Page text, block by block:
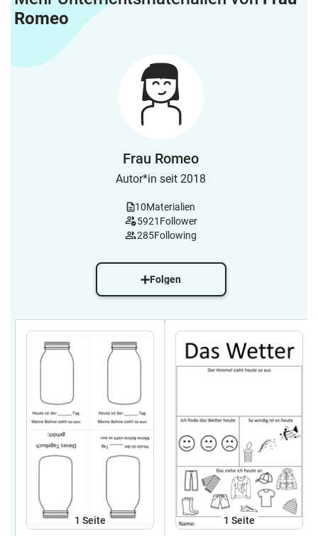
Romeo
Frau Romeo
Autor*in seit 2018
10Materialien
5921 Follower
285Following
Folgen
1 Seite 1 Seite